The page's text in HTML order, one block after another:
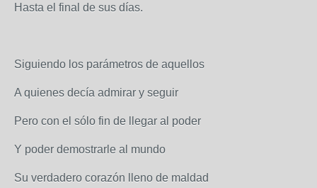
Hasta el final de sus días.
Siguiendo los parámetros de aquellos
A quienes decía admirar y seguir
Pero con el sólo fin de llegar al poder
Y poder demostrarle al mundo
Su verdadero corazón lleno de maldad